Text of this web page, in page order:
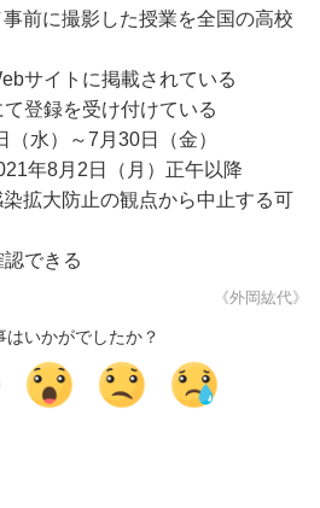
前に撮影した授業を全国の高校
サイトに掲載されている
登録を受け付けている
水）～7月30日（金）
年8月2日（月）正午以降
拡大防止の観点から中止する可
できる
《外岡紘代》
はいかがでしたか？